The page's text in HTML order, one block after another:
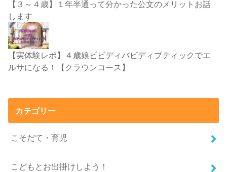
【３～４歳】１年半通って分かった公文のメリットお話
します
【実体験レポ】４歳娘ビビディバビディブティックでエ
ルサになる！【クラウンコース】
カテゴリー
こそだて・育児
こどもとお出掛けしよう！